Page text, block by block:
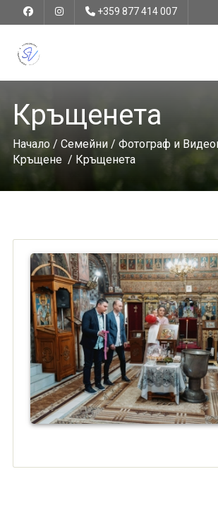
+359 877 414 007
Кръщенета
Начало/ Семейни/ Фотограф и
Кръщене / Кръщенета